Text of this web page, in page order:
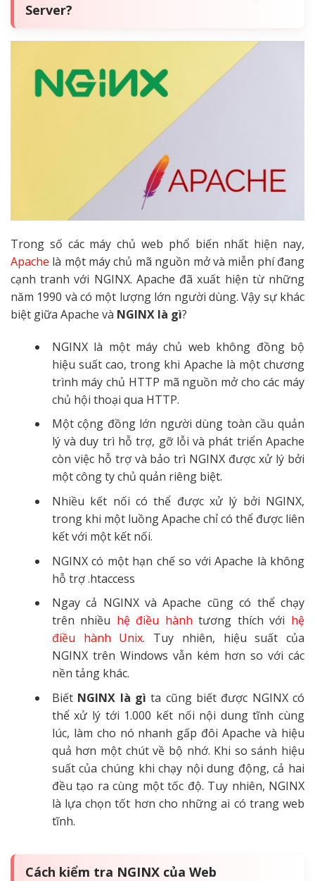
Server?
Trong số các máy chủ web phổ biến nhất hiện nay,
Apache là một máy chủ mã nguồn mở và miễn phí đang
cạnh tranh với NGINX. Apache đã xuất hiện từ những
năm 1990 và có một lượng lớn người dùng. Vậy sự khác
biệt giữa Apache và NGINX là gì?
NGINX là một máy chủ web không đồng bộ
hiệu suất cao, trong khi Apache là một chương
trình máy chủ HTTP mã nguồn mở cho các máy
chủ hội thoại qua HTTP.
Một cộng đồng lớn người dùng toàn cầu quản
lý và duy trì hỗ trợ, gỡ lỗi và phát triển Apache
còn việc hỗ trợ và bảo trì NGINX được xử lý bởi
một công ty chủ quản riêng biệt.
Nhiều kết nối có thể được xử lý bởi NGINX,
trong khi một luồng Apache chỉ có thể được liên
kết với một kết nối.
NGINX có một hạn chế so với Apache là không
hỗ trợ .htaccess
Ngay cả NGINX và Apache cũng có thể chạy
trên nhiều hệ điều hành tương thích với hệ
điều hành Unix. Tuy nhiên, hiệu suất của
NGINX trên Windows vẫn kém hơn so với các
nền tảng khác.
Biết NGINX là gì ta cũng biết được NGINX có
thể xử lý tới 1.000 kết nối nội dung tĩnh cùng
lúc, làm cho nó nhanh gấp đôi Apache và hiệu
quả hơn một chút về bộ nhớ. Khi so sánh hiệu
suất của chúng khi chạy nội dung động, cả hai
đều tạo ra cùng một tốc độ. Tuy nhiên, NGINX
là lựa chọn tốt hơn cho những ai có trang web
tĩnh.
Cách kiểm tra NGINX của Web